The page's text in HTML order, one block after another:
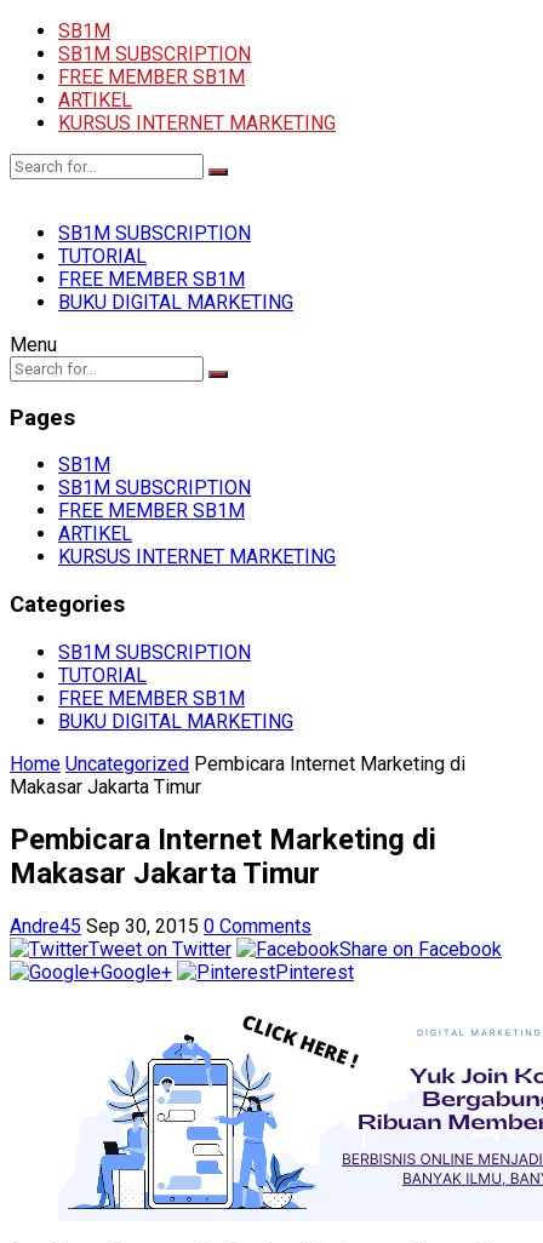
SB1M
SB1M SUBSCRIPTION
FREE MEMBER SB1M
ARTIKEL
KURSUS INTERNET MARKETING
SB1M SUBSCRIPTION
TUTORIAL
FREE MEMBER SB1M
BUKU DIGITAL MARKETING
Menu
Pages
SB1M
SB1M SUBSCRIPTION
FREE MEMBER SB1M
ARTIKEL
KURSUS INTERNET MARKETING
Categories
SB1M SUBSCRIPTION
TUTORIAL
FREE MEMBER SB1M
BUKU DIGITAL MARKETING
Home Uncategorized Pembicara Internet Marketing di
Makasar Jakarta Timur
Pembicara Internet Marketing di
Makasar Jakarta Timur
Andre45 Sep 30, 2015 0 Comments
Tweet on Twitter
Share on Facebook
Google+
Pinterest